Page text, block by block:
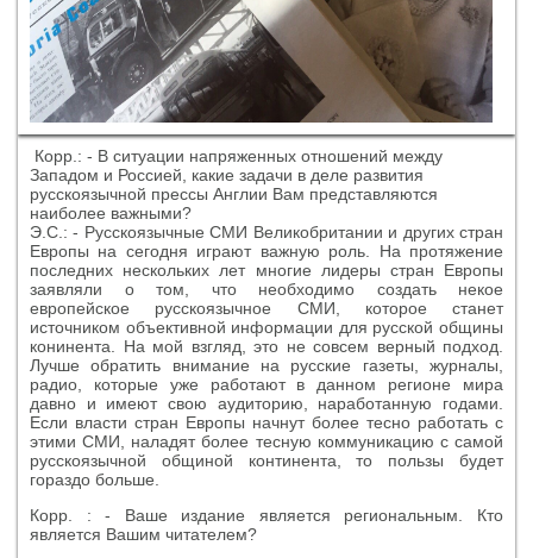
Корр.: - В ситуации напряженных отношений между
Западом и Россией, какие задачи в деле развития
русскоязычной прессы Англии Вам представляются
наиболее важными?
Э.С.: - Русскоязычные СМИ Великобритании и других стран
Европы на сегодня играют важную роль. На протяжение
последних нескольких лет многие лидеры стран Европы
заявляли о том, что необходимо создать некое
европейское русскоязычное СМИ, которое станет
источником объективной информации для русской общины
конинента. На мой взгляд, это не совсем верный подход.
Лучше обратить внимание на русские газеты, журналы,
радио, которые уже работают в данном регионе мира
давно и имеют свою аудиторию, наработанную годами.
Если власти стран Европы начнут более тесно работать с
этими СМИ, наладят более тесную коммуникацию с самой
русскоязычной общиной континента, то пользы будет
гораздо больше.
Корр. : - Ваше издание является региональным. Кто
является Вашим читателем?